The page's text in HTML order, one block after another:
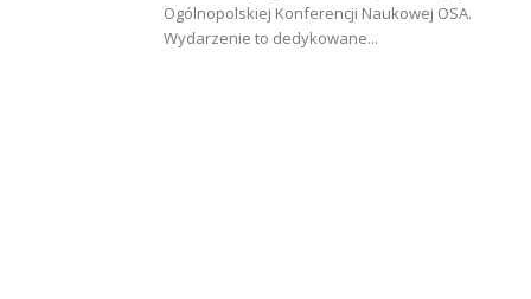
Ogólnopolskiej Konferencji Naukowej OSA.
Wydarzenie to dedykowane...